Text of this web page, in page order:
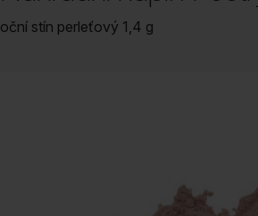
oční stín perleťový 1,4 g